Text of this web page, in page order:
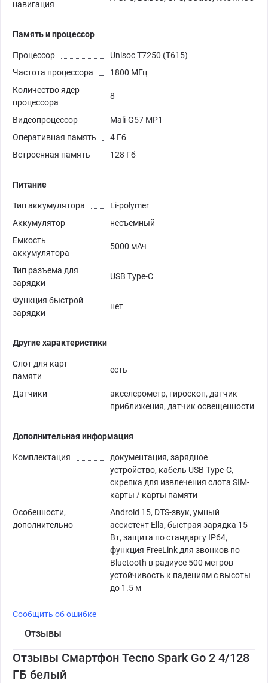
навигация
Память и процессор
Процессор
Unisoc T7250 (T615)
Частота процессора
1800 МГц
Количество ядер
процессора
8
Видеопроцессор
Mali-G57 MP1
Оперативная память
4 Гб
Встроенная память
128 Гб
Питание
Тип аккумулятора
Li-polymer
Аккумулятор
несъемный
Емкость
аккумулятора
5000 мАч
Тип разъема для
зарядки
USB Type-C
Функция быстрой
зарядки
нет
Другие характеристики
Слот для карт
памяти
есть
Датчики
акселерометр, гироскоп, датчик
приближения, датчик освещенности
Дополнительная информация
Комплектация
документация, зарядное
устройство, кабель USB Type-C,
скрепка для извлечения слота SIM-
карты / карты памяти
Особенности,
дополнительно
Android 15, DTS-звук, умный
ассистент Ella, быстрая зарядка 15
Вт, защита по стандарту IP64,
функция FreeLink для звонков по
Bluetooth в радиусе 500 метров
устойчивость к падениям с высоты
до 1.5 м
Сообщить об ошибке
Отзывы
Отзывы Смартфон Tecno Spark Go 2 4/128
ГБ белый